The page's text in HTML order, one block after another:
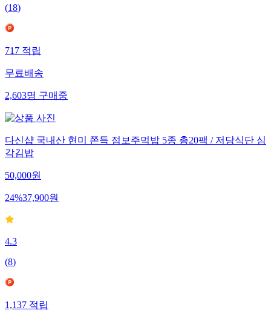
(18)
717적립
무료배송
2,603명구매중
다신샵 국내산 현미 쫀득 점보주먹밥 5종 총20팩 / 저당식단 심
각김밥
50,000원
24%37,900원
4.3
(8)
1,137적립